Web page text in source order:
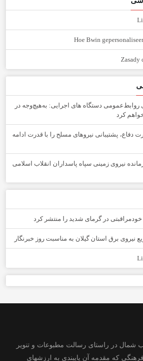
Hoe Bwin
Zasady
دستگاه های اجرایی: به‌هیچ‌وجه در
کرد
دفاع، پشتیبانی نیرو‌های مسلح را با قدرت ادامه
نیروی زمینی سپاه پاسداران انقلاب اسلامی
نیروی برق استان گیلان به مناسبت روز خبرنگار
شمال در راستای رسالت مطبوعات و تنویر
که مقدمه آن پایبندی به ارزشهای